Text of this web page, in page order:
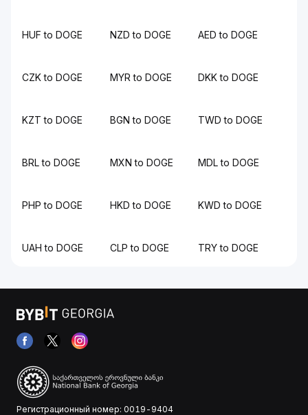
HUF to DOGE NZD to DOGE AED to DOGE
CZK to DOGE MYR to DOGE DKK to DOGE
KZT to DOGE BGN to DOGE TWD to DOGE
BRL to DOGE MXN to DOGE MDL to DOGE
PHP to DOGE HKD to DOGE KWD to DOGE
UAH to DOGE CLP to DOGE TRY to DOGE
Регистрационный номер: 0019-9404